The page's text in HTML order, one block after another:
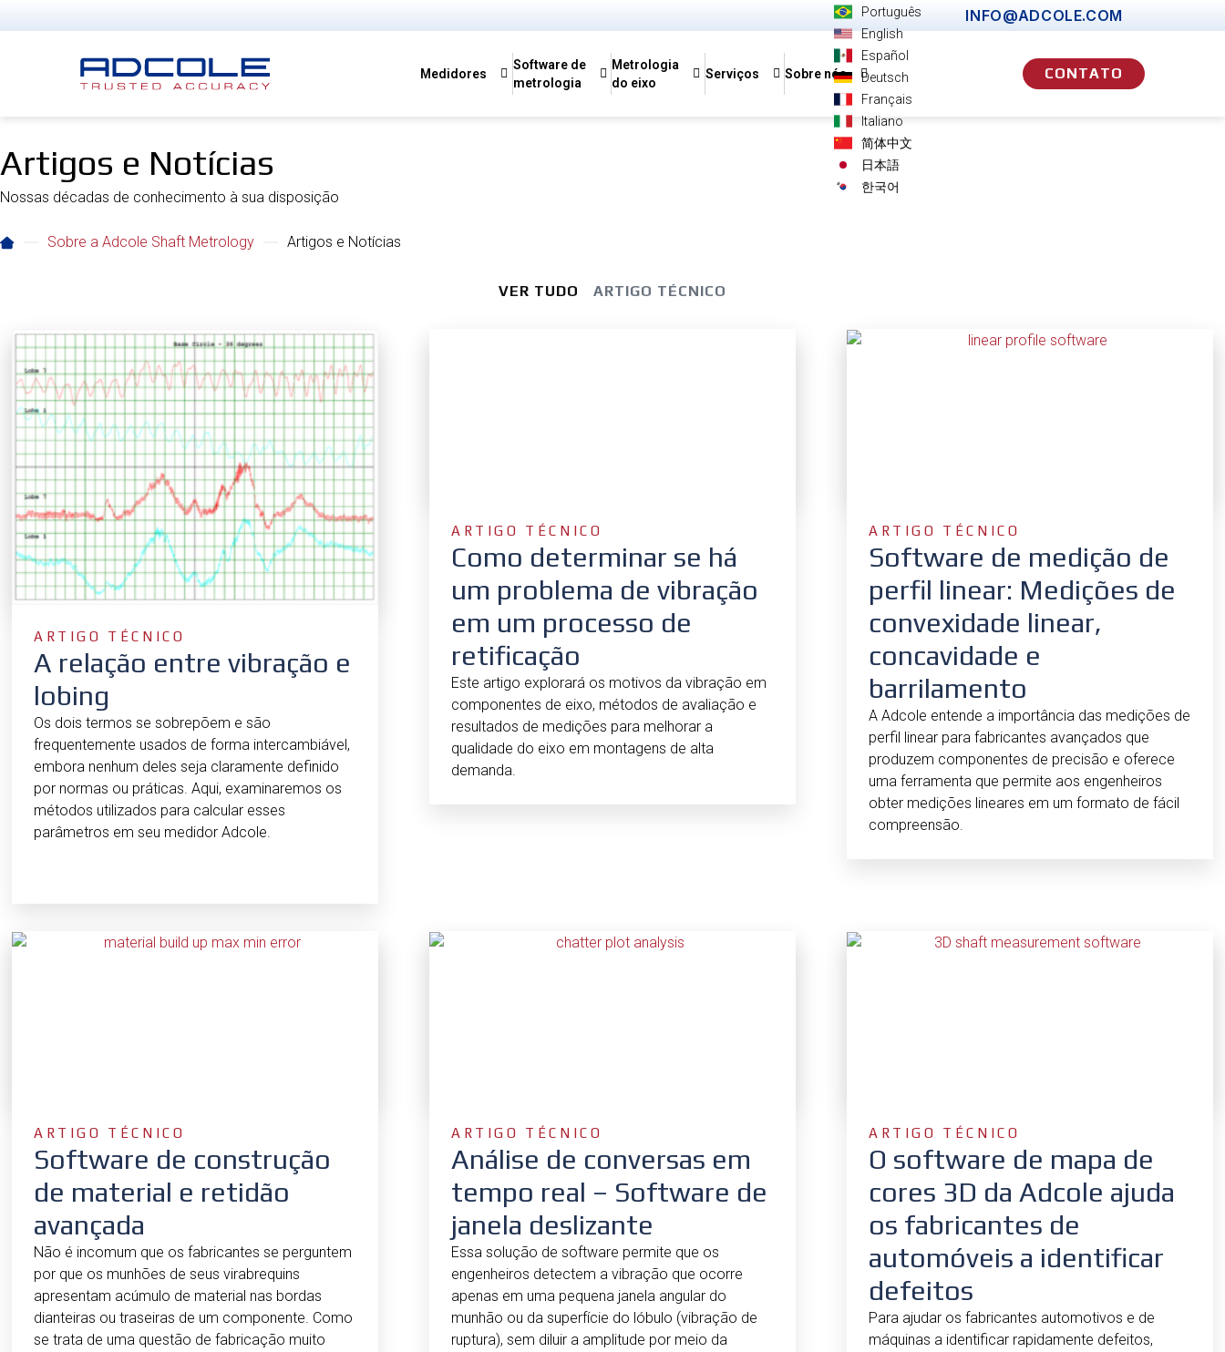
to
Português
English
Español
Deutsch
Français
Italiano
简体中文
日本語
한국어
INFO@ADCOLE.COM
Medidores
Software de
metrologia
Metrologia
do eixo
Serviços Sobre nós CONTATO
Artigos e Notícias
Nossas décadas de conhecimento à sua disposição
Sobre a Adcole Shaft Metrology Artigos e Notícias
ARTIGO TÉCNICO
VER TUDO
ARTIGO TÉCNICO
A relação entre vibração e
lobing
Os dois termos se sobrepõem e são
frequentemente usados de forma intercambiável,
embora nenhum deles seja claramente definido
por normas ou práticas. Aqui, examinaremos os
métodos utilizados para calcular esses
parâmetros em seu medidor Adcole.
ARTIGO TÉCNICO
Como determinar se há
um problema de vibração
em um processo de
retificação
Este artigo explorará os motivos da vibração em
componentes de eixo, métodos de avaliação e
resultados de medições para melhorar a
qualidade do eixo em montagens de alta
demanda.
ARTIGO TÉCNICO
Software de medição de
perfil linear: Medições de
convexidade linear,
concavidade e
barrilamento
A Adcole entende a importância das medições de
perfil linear para fabricantes avançados que
produzem componentes de precisão e oferece
uma ferramenta que permite aos engenheiros
obter medições lineares em um formato de fácil
compreensão.
ARTIGO TÉCNICO
Software de construção
de material e retidão
avançada
Não é incomum que os fabricantes se perguntem
por que os munhões de seus virabrequins
apresentam acúmulo de material nas bordas
dianteiras ou traseiras de um componente. Como
se trata de uma questão de fabricação muito
ARTIGO TÉCNICO
Análise de conversas em
tempo real – Software de
janela deslizante
Essa solução de software permite que os
engenheiros detectem a vibração que ocorre
apenas em uma pequena janela angular do
munhão ou da superfície do lóbulo (vibração de
ruptura), sem diluir a amplitude por meio da
ARTIGO TÉCNICO
O software de mapa de
cores 3D da Adcole ajuda
os fabricantes de
automóveis a identificar
defeitos
Para ajudar os fabricantes automotivos e de
máquinas a identificar rapidamente defeitos,
P
á
g
n